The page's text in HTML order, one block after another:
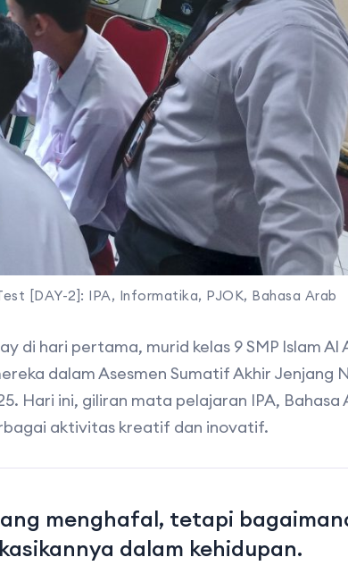
[DAY-2]: IPA, Informatika, PJOK, Bahasa Arab
di hari pertama, murid kelas 9 SMP Islam Al
dalam Asesmen Sumatif Akhir Jenjang
Hari ini, giliran mata pelajaran IPA, Bahasa
aktivitas kreatif dan inovatif.
menghafal, tetapi
dalam kehidupan.